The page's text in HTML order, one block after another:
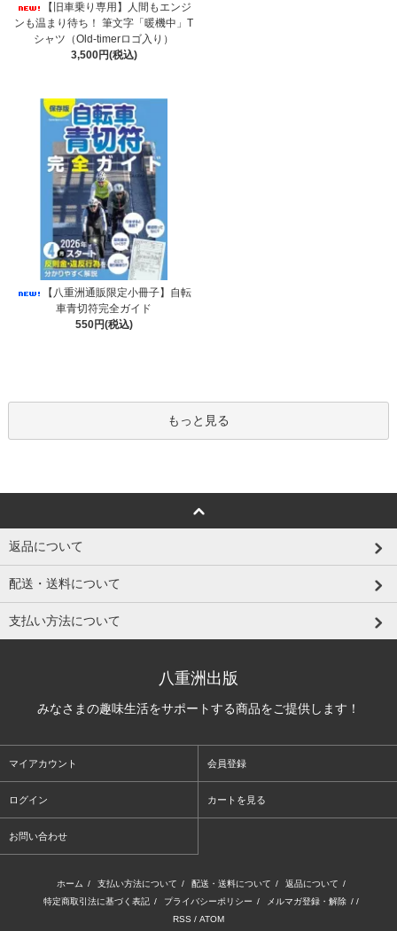
【旧車乗り専用】人間もエンジ
ンも温まり待ち！ 筆文字「暖機中」T
シャツ（Old-timerロゴ入り）
3,500円(税込)
【八重洲通販限定小冊子】自転
車青切符完全ガイド
550円(税込)
もっと見る
返品について
配送・送料について
支払い方法について
八重洲出版
みなさまの趣味生活をサポートする商品をご提供します！
マイアカウント 会員登録
ログイン カートを見る
お問い合わせ
ホーム / 支払い方法について / 配送・送料について / 返品について /
特定商取引法に基づく表記 / プライバシーポリシー / メルマガ登録・解除 / /
RSS / ATOM